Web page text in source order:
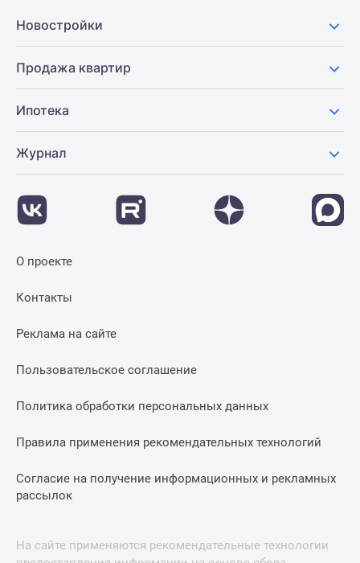
Новостройки
Продажа квартир
Ипотека
Журнал
О проекте
Контакты
Реклама на сайте
Пользовательское соглашение
Политика обработки персональных данных
Правила применения рекомендательных технологий
Согласие на получение информационных и рекламных
рассылок
На сайте применяются рекомендательные технологии